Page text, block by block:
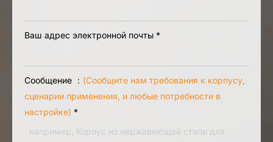
Ваш адрес электронной почты *
Сообщение ： (Сообщите нам требования к корпусу,
сценарии применения, и любые потребности в
настройке) *